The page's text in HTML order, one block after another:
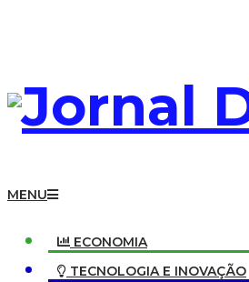
content
Jornal
Primary
Menu
MENU
ECONOMIA
TECNOLOGIA E INOVAÇÃO